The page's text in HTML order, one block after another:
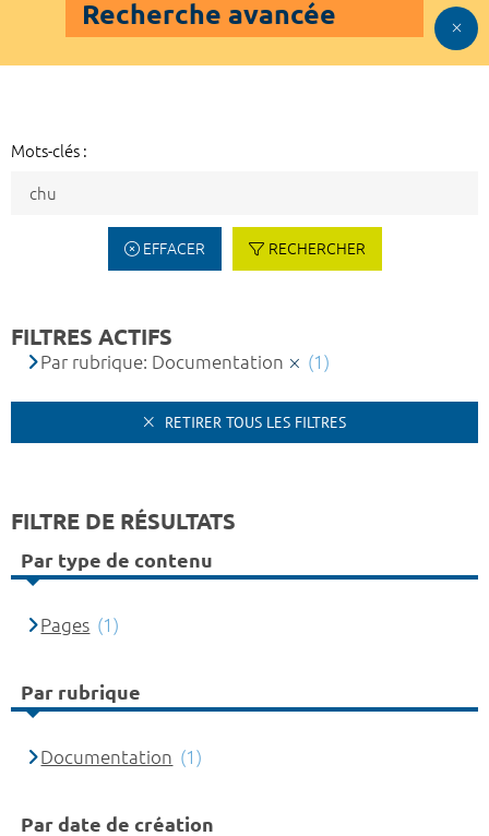
Recherche avancée
Mots-clés :
EFFACER RECHERCHER
FILTRES ACTIFS
Par rubrique: Documentation (1)
RETIRER TOUS LES FILTRES
FILTRE DE RÉSULTATS
Par type de contenu
Pages (1)
Par rubrique
Documentation (1)
Par date de création